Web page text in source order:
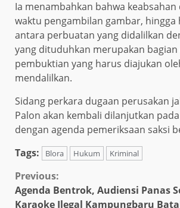
Ia menambahkan bahwa
waktu pengambilan gambar, hingga
antara perbuatan yang didalilkan
yang dituduhkan merupakan bagian
pembuktian yang harus diajukan
mendalilkan.
Sidang perkara dugaan perusakan
Palon akan kembali dilanjutkan
dengan agenda pemeriksaan saksi
Tags:
Blora Hukum Kriminal
Continue
Reading
Previous:
Agenda Bentrok, Audiensi Panas
Karaoke Ilegal Kampungbaru